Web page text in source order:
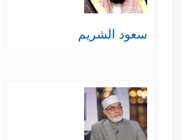
سعود الشريم